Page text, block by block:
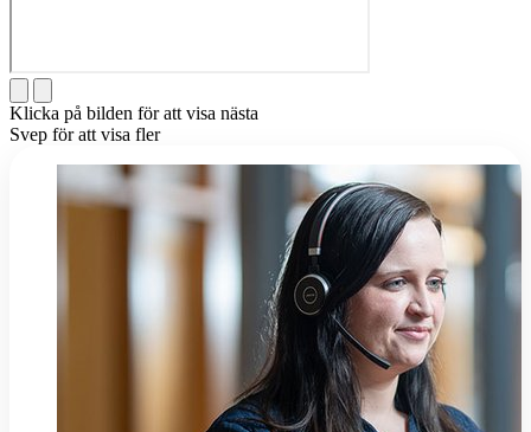
Klicka på bilden för att visa nästa
Svep för att visa fler